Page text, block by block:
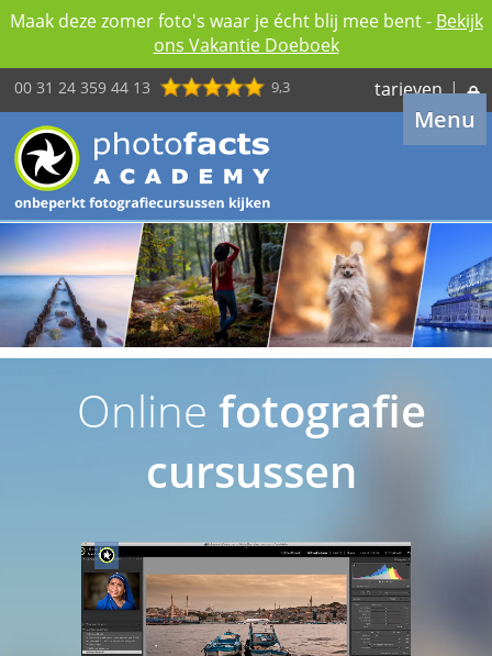
Maak deze zomer foto's waar je écht blij mee bent - Bekijk
ons Vakantie Doeboek
00 31 24 359 44 13 9,3 tarieven |
Menu
Online fotografie
cursussen